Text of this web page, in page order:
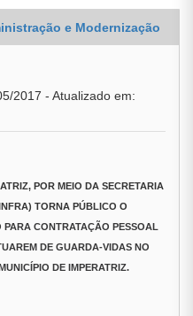
e Modernização
2017 - Atualizado em:
, POR MEIO DA SECRETARIA
TORNA PÚBLICO O
PARA CONTRATAÇÃO PESSOAL
DE GUARDA-VIDAS NO
DE IMPERATRIZ.